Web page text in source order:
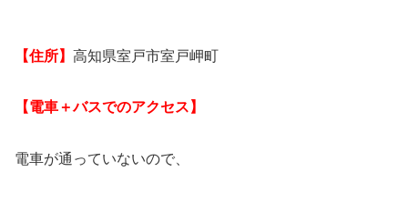
【住所】 高知県室戸市室戸岬町
【電車＋バスでのアクセス】
電車が通っていないので、